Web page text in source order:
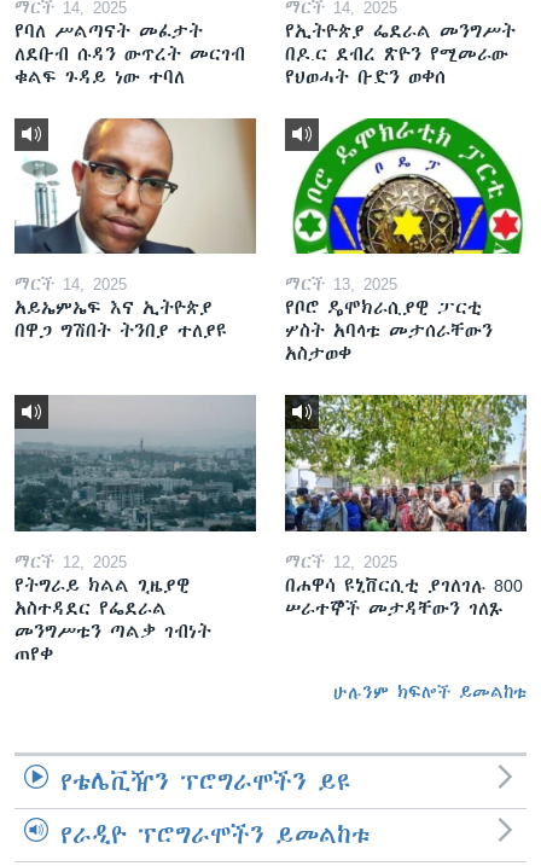
ማርች 14, 2025
የባለ ሥልጣናት መፈታት
ለደቡብ ሱዳን ውጥረት መርገብ
ቁልፍ ጉዳይ ነው ተባለ
ማርች 14, 2025
የኢትዮጵያ ፌደራል መንግሥት
በዶ.ር ደብረ ጽዮን የሚመራው
የህወሓት ቡድን ወቀሰ
ማርች 14, 2025
አይኤምኤፍ እና ኢትዮጵያ
በዋጋ ግሽበት ትንበያ ተለያዩ
ማርች 13, 2025
የቦሮ ዴሞክራሲያዊ ፓርቲ
ሦስት አባላቱ መታሰራቸውን
አስታወቀ
ማርች 12, 2025
የትግራይ ክልል ጊዜያዊ
አስተዳደር የፌደራል
መንግሥቱን ጣልቃ ገብነት
ጠየቀ
ማርች 12, 2025
በሐዋሳ ዩኒቨርሲቲ ያገለገሉ 800
ሠራተኞች መታዳቸውን ገለጹ
ሁሉንም ክፍሎች ይመልከቱ
የቴሌቪዥን ፕሮግራሞችን ይዩ
የራዲዮ ፕሮግራሞችን ይመልከቱ